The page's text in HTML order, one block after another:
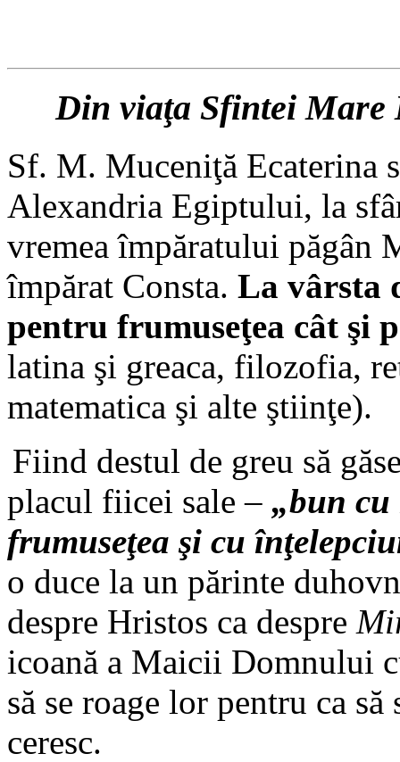
Din viaţa Sfintei Mare
Sf. M. Muceniţă Ecaterina
Alexandria Egiptului, la
vremea împăratului
împărat Consta. La vârsta
pentru frumuseţea cât şi
latina şi greaca, filozofia,
matematica şi alte ştiinţe).
Fiind destul de greu să
placul fiicei sale – „bun cu
frumuseţea şi cu
o duce la un părinte
despre Hristos ca despre
icoană a Maicii Domnului
să se roage lor pentru ca
ceresc.